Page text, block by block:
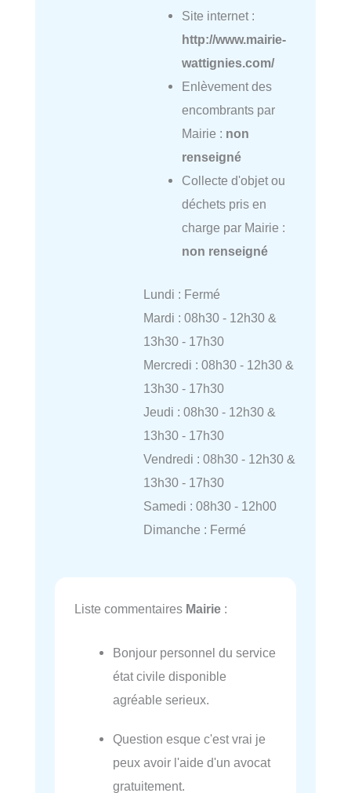
Site internet :
http://www.mairie-
wattignies.com/
Enlèvement des
encombrants par
Mairie : non
renseigné
Collecte d'objet ou
déchets pris en
charge par Mairie :
non renseigné
Lundi : Fermé
Mardi : 08h30 - 12h30 &
13h30 - 17h30
Mercredi : 08h30 - 12h30 &
13h30 - 17h30
Jeudi : 08h30 - 12h30 &
13h30 - 17h30
Vendredi : 08h30 - 12h30 &
13h30 - 17h30
Samedi : 08h30 - 12h00
Dimanche : Fermé
Liste commentaires Mairie :
Bonjour personnel du service
état civile disponible
agréable serieux.
Question esque c'est vrai je
peux avoir l'aide d'un avocat
gratuitement.